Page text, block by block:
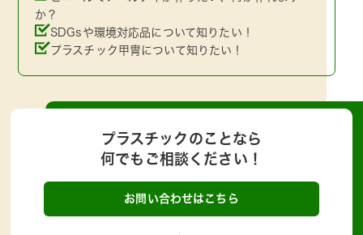
か？
SDGsや環境対応品について知りたい！
プラスチック甲冑について知りたい！
プラスチックのことなら
何でもご相談ください！
お問い合わせはこちら